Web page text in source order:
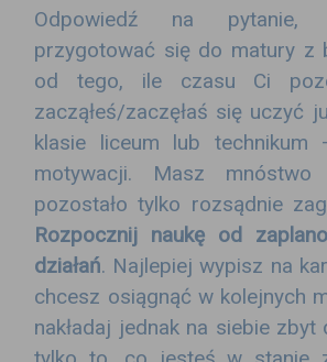
Odpowiedź na
przygotować się do matury z
od tego, ile czasu Ci
zacząłeś/zaczęłaś się uczyć
klasie liceum lub technikum
motywacji. Masz
pozostało tylko rozsądnie
Rozpocznij naukę od
działań. Najlepiej wypisz na
chcesz osiągnąć w kolejnych
nakładaj jednak na siebie zbyt